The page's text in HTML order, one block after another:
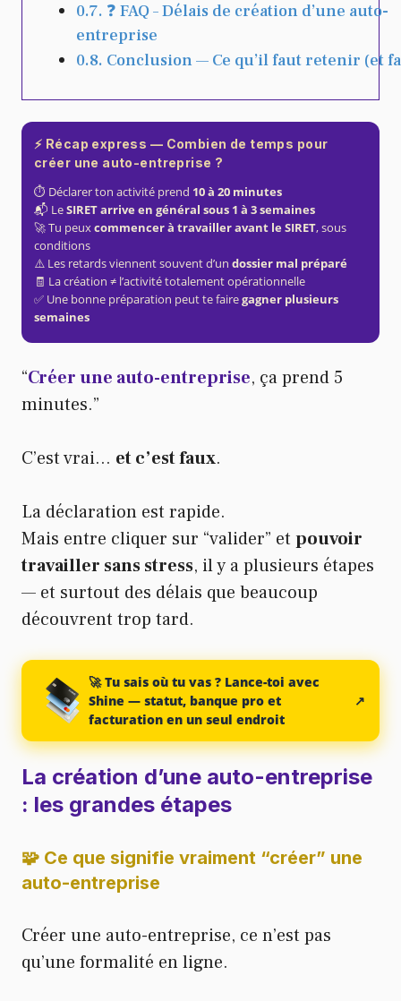
❓ FAQ – Délais de création d’une auto-
entreprise
Conclusion — Ce qu’il faut retenir (et
⚡️ Récap express — Combien de temps pour
créer une auto-entreprise ?
⏱️ Déclarer ton activité prend 10 à 20 minutes
📬 LeSIRET arrive en général sous 1 à 3 semaines
🚀 Tu peuxcommencer à travailler avant le SIRET, sous
conditions
⚠️ Les retards viennent souvent d’un dossier mal préparé
🧾 La création ≠ l’activité totalement opérationnelle
✅ Une bonne préparation peut te fairegagner plusieurs
semaines
“Créer une auto-entreprise, ça prend 5
minutes.”
C’est vrai… et c’est faux.
La déclaration est rapide.
Mais entre cliquer sur “valider” et pouvoir
travailler sans stress, il y a plusieurs étapes
— et surtout des délais que beaucoup
découvrent trop tard.
🚀 Tu sais où tu vas ? Lance-toi avec
Shine — statut, banque pro et
facturation en un seul endroit
↗
La création d’une auto-entreprise
: les grandes étapes
🧩 Ce que signifie vraiment “créer” une
auto-entreprise
Créer une auto-entreprise, ce n’est pas
qu’une formalité en ligne.